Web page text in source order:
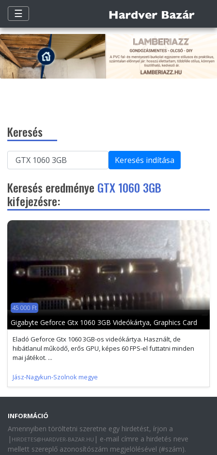
☰
Keresés
Keresés indítása
Keresés eredménye GTX 1060 3GB
kifejezésre:
45 000 Ft
Gigabyte Geforce Gtx 1060 3GB Videókártya, Graphics Card
Eladó Geforce Gtx 1060 3GB-os videókártya. Használt, de
hibátlanul működő, erős GPU, képes 60 FPS-el futtatni minden
mai játékot. ...
Jász-Nagykun-Szolnok megye
INFORMÁCIÓ
Amennyiben töröltetni szeretne egy hirdetést, írjon a
| HIRDETES@HARDVER-BAZAR.HU | e-mail címre a hirdetés neve
mellett szereplő azonosítószám megjelölésével (#szám).